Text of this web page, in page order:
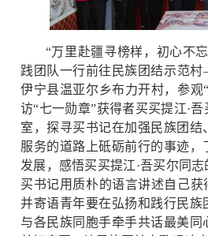
“万里赴疆寻榜样，初心不
践团队一行前往民族团结示范
伊宁县温亚尔乡布力开村，参观
访“七一勋章”获得者买买提江·
室，探寻买书记在加强民族团结
服务的道路上砥砺前行的事迹，
发展，感悟买买提江·吾买尔同志
买书记用质朴的语言讲述自己获
并寄语青年要在弘扬和践行民族
与各民族同胞手牵手共话最美同